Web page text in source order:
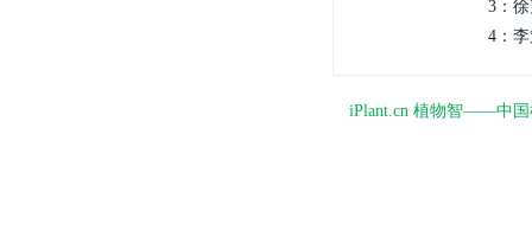
3：
4：李
iPlant.cn 植物智——中国